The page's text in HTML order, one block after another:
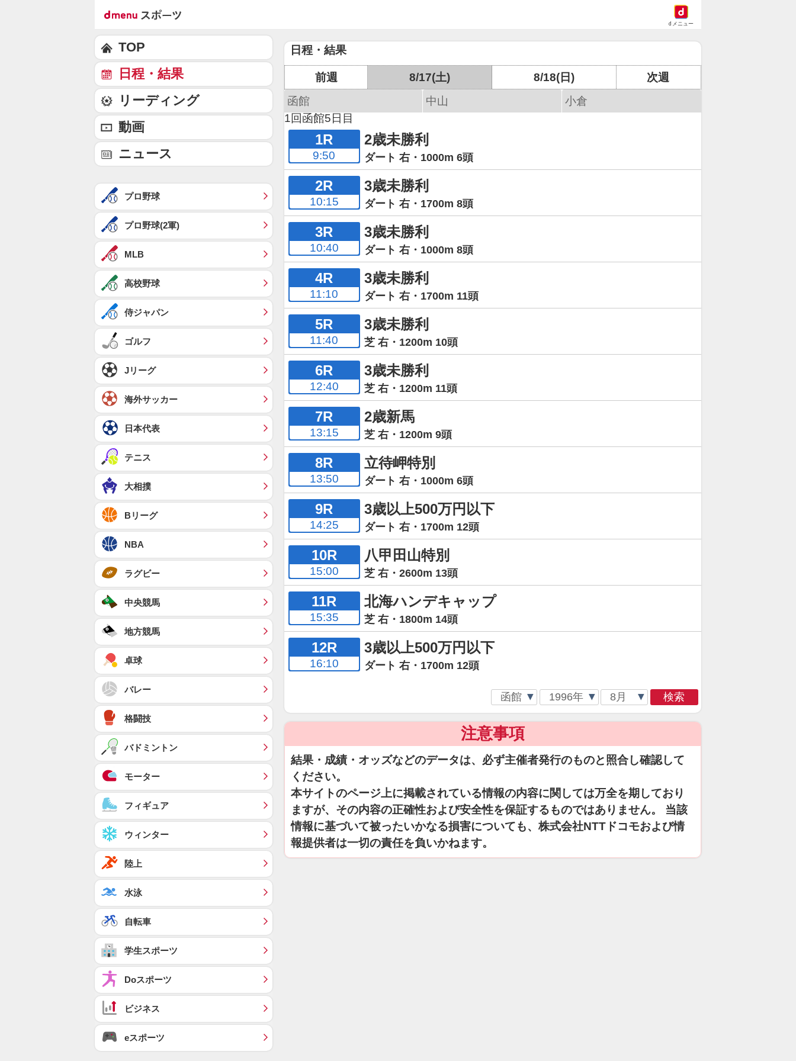
dメニュー
日程・結果
前週 8/17(土) 8/18(日)
次週
函館
中山
小倉
1回函館5日目
1R
9:50
2歳未勝利
ダート 右・1000m 6頭
2R
10:15
3歳未勝利
ダート 右・1700m 8頭
3R
10:40
3歳未勝利
ダート 右・1000m 8頭
4R
11:10
3歳未勝利
ダート 右・1700m 11頭
5R
11:40
3歳未勝利
芝 右・1200m 10頭
6R
12:40
3歳未勝利
芝 右・1200m 11頭
7R
13:15
2歳新馬
芝 右・1200m 9頭
8R
13:50
立待岬特別
ダート 右・1000m 6頭
9R
14:25
3歳以上500万円以下
ダート 右・1700m 12頭
10R
15:00
八甲田山特別
芝 右・2600m 13頭
11R
15:35
北海ハンデキャップ
芝 右・1800m 14頭
12R
16:10
3歳以上500万円以下
ダート 右・1700m 12頭
検索
注意事項
結果・成績・オッズなどのデータは、必ず主催者発行のものと照合し確認して
ください。
本サイトのページ上に掲載されている情報の内容に関しては万全を期しており
ますが、その内容の正確性および安全性を保証するものではありません。 当該
情報に基づいて被ったいかなる損害についても、株式会社NTTドコモおよび情
報提供者は一切の責任を負いかねます。
TOP
日程・結果
リーディング
動画
ニュース
プロ野球
プロ野球(2軍)
MLB
高校野球
侍ジャパン
ゴルフ
Jリーグ
海外サッカー
日本代表
テニス
大相撲
Bリーグ
NBA
ラグビー
中央競馬
地方競馬
卓球
バレー
格闘技
バドミントン
モーター
フィギュア
ウィンター
陸上
水泳
自転車
学生スポーツ
Doスポーツ
ビジネス
eスポーツ